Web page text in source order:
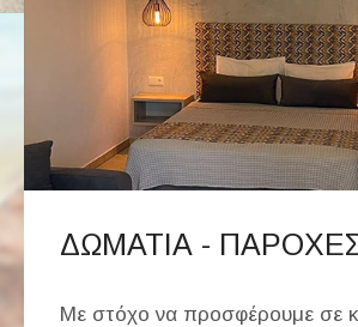
ΔΩΜΑΤΙΑ -
Με στόχο να προσφέρουμε σε